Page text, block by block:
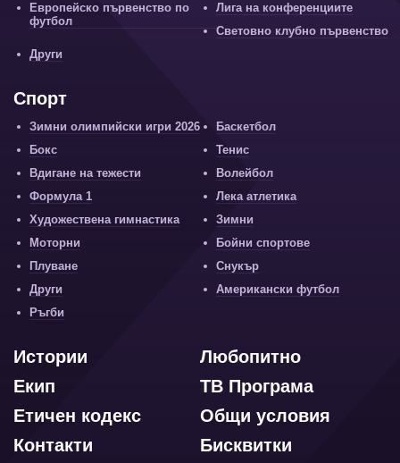
Европейско първенство по
футбол
Лига на конференциите
Световно клубно първенство
Други
Спорт
Зимни олимпийски игри 2026
Баскетбол
Бокс
Тенис
Вдигане на тежести
Волейбол
Формула 1
Лека атлетика
Художествена гимнастика
Зимни
Моторни
Бойни спортове
Плуване
Снукър
Други
Американски футбол
Ръгби
Любопитно
Истории
ТВ Програма
Екип
Общи условия
Етичен кодекс
Бисквитки
Контакти